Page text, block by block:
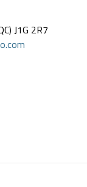
J1G 2R7